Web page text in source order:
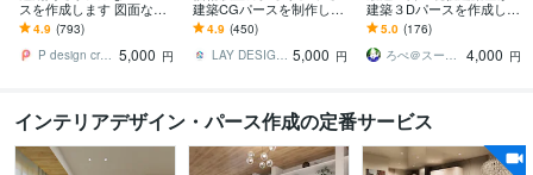
スを作成します 図面なしo
k、納期まで時間が無い
方、予算が少なめの方歓
迎
4.9 (793)
P design create 5,000 円
建築CGパースを制作しま
す ◆建築CGパースをご検
討の建築会社、施主様、
オーナー向け
4.9 (450)
LAY DESIGN OFFICE 5,000 円
建築３Dパースを作成しま
す 【プロが作るから早く
て正確！】住宅店舗・内
観外観CGイメージ
5.0 (176)
ろぺ＠スーツケース１個で生きる人
4,000 円
インテリアデザイン・パース作成の定番サービス